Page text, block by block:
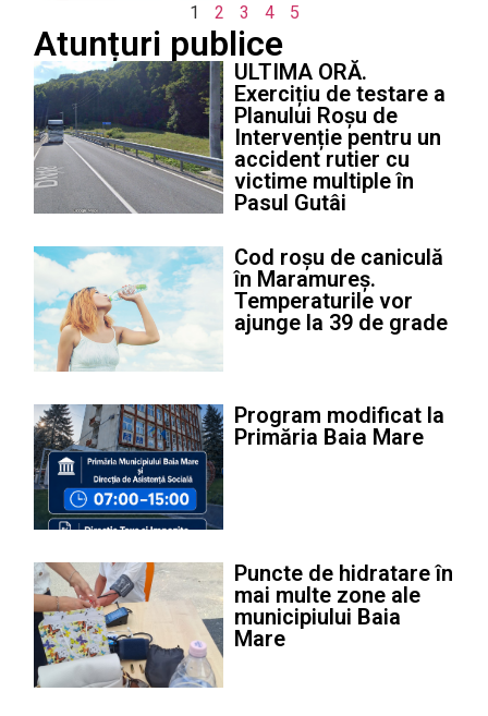
1 2 3 4 5
Atunțuri publice
ULTIMA ORĂ.
Exercițiu de testare a
Planului Roșu de
Intervenție pentru un
accident rutier cu
victime multiple în
Pasul Gutâi
Cod roșu de caniculă
în Maramureș.
Temperaturile vor
ajunge la 39 de grade
Program modificat la
Primăria Baia Mare
Puncte de hidratare în
mai multe zone ale
municipiului Baia
Mare